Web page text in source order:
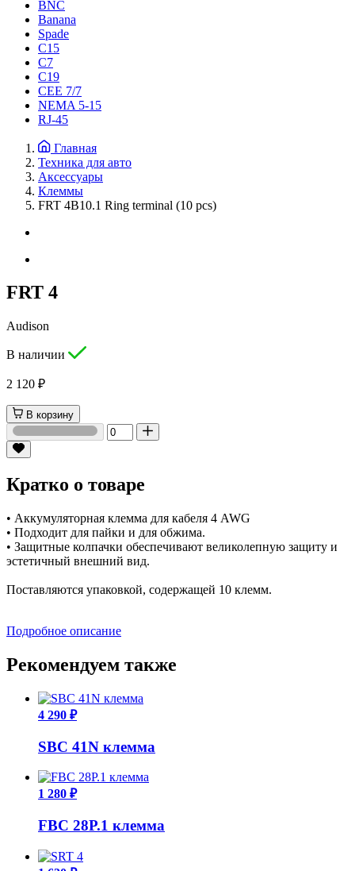
BNC
Banana
Spade
C15
С7
C19
CEE 7/7
NEMA 5-15
RJ-45
Главная
Техника для авто
Аксессуары
Клеммы
FRT 4B10.1 Ring terminal (10 pcs)
FRT 4
Audison
В наличии
2 120 ₽
В корзину
Кратко о товаре
• Аккумуляторная клемма для кабеля 4 AWG
• Подходит для пайки и для обжима.
• Защитные колпачки обеспечивают великолепную защиту и
эстетичный внешний вид.
Поставляются упаковкой, содержащей 10 клемм.
Подробное описание
Рекомендуем также
4 290 ₽
SBC 41N клемма
1 280 ₽
FBC 28P.1 клемма